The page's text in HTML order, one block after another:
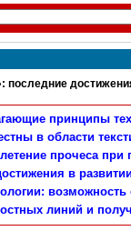
принципы
в области
прочеса
в
возможность
линий и